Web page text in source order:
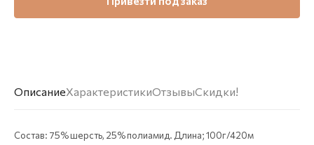
ОписаниеХарактеристикиОтзывыСкидки!
Состав: 75% шерсть, 25% полиамид. Длина; 100г/420м